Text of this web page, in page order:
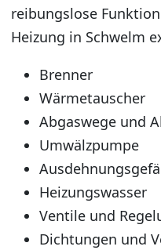
reibungslose
Heizung in Schwelm
Brenner
Wärmetauscher
Abgaswege und
Umwälzpumpe
Heizungswasser
Ventile und
Dichtungen und